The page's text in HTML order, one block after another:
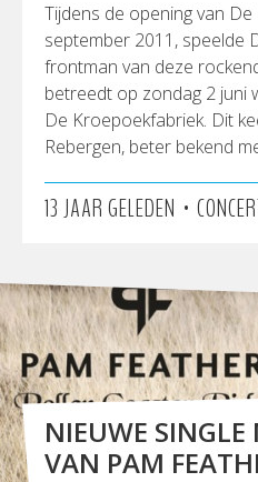
Tijdens de opening van
september 2011, speelde
frontman van deze
betreedt op zondag 2 juni
De Kroepoekfabriek. Dit
Rebergen, beter bekend
13 JAAR GELEDEN •
NIEUWE SINGLE
VAN PAM